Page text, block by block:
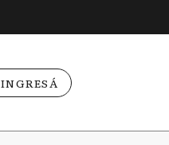
INGRESÁ